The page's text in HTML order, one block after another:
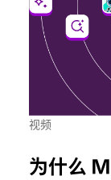
视频
为什么